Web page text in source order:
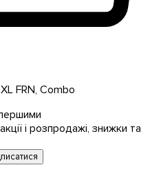
FRN, Combo
і розпродажі, знижки та